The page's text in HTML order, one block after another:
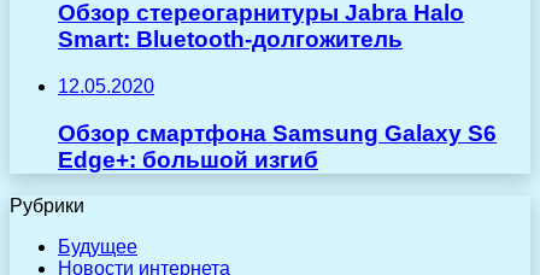
Обзор стереогарнитуры Jabra Halo
Smart: Bluetooth-долгожитель
12.05.2020
Обзор смартфона Samsung Galaxy S6
Edge+: большой изгиб
Рубрики
Будущее
Новости интернета